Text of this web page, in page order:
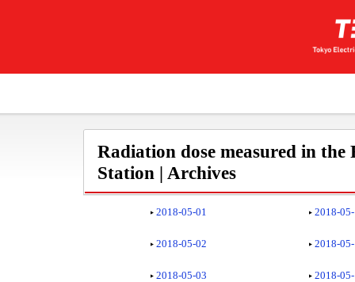
Radiation dose measured in
Station | Archives
2018-05-01 2018-
2018-05-02 2018-
2018-05-03 2018-